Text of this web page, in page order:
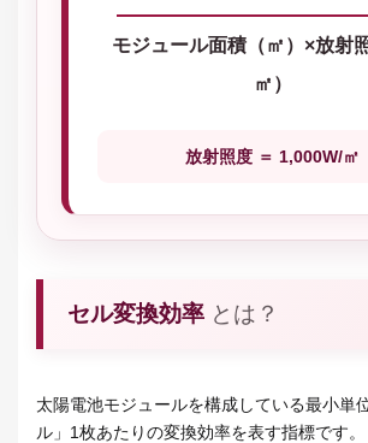
モジュール面積（㎡）×放射
㎡）
放射照度 ＝ 1,000W/㎡
セル変換効率 とは？
太陽電池モジュールを構成している最小単
ル」1枚あたりの変換効率を表す指標です。